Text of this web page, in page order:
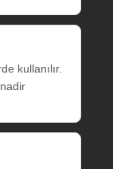
kullanılır.